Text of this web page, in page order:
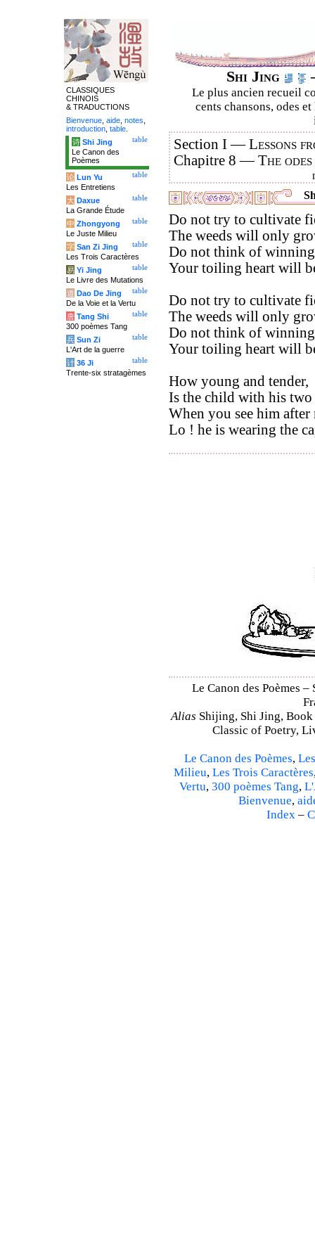
Shi Jing
Le plus ancien recueil
cents chansons, odes
Section I —Lessons
Chapitre 8 —The
Do not try to cultivate
The weeds will only
Do not think of
Your toiling heart will
Do not try to cultivate
The weeds will only
Do not think of
Your toiling heart will
How young and tender,
Is the child with his
When you see him
Lo ! he is wearing the
Le Canon des Poèmes
Alias Shijing, Shi Jing,
Classic of Poetry,
Le Canon des Poèmes,
Milieu, Les Trois Caractères
Vertu, 300 poèmes Tang,
Bienvenue,
Index–
CLASSIQUES
CHINOIS
& TRADUCTIONS
Bienvenue aide notes
introduction table
table
诗 Shi Jing
Le Canon des
Poèmes
table
论 Lun Yu
Les Entretiens
table
大 Daxue
La Grande Étude
table
中 Zhongyong
Le Juste Milieu
table
字 San Zi Jing
Les Trois Caractères
table
易 Yi Jing
Le Livre des Mutations
table
道 Dao De Jing
De la Voie et la Vertu
table
唐 Tang Shi
300 poèmes Tang
table
兵 Sun Zi
L'Art de la guerre
table
计 36 Ji
Trente-six stratagèmes